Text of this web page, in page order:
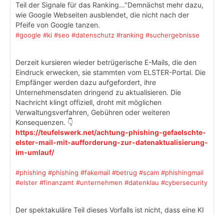
Teil der Signale für das Ranking..."Demnächst mehr dazu,
wie Google Webseiten ausblendet, die nicht nach der
Pfeife von Google tanzen.
#google #ki #seo #datenschutz #ranking #suchergebnisse
Derzeit kursieren wieder betrügerische E-Mails, die den
Eindruck erwecken, sie stammten vom ELSTER-Portal. Die
Empfänger werden dazu aufgefordert, ihre
Unternehmensdaten dringend zu aktualisieren. Die
Nachricht klingt offiziell, droht mit möglichen
Verwaltungsverfahren, Gebühren oder weiteren
Konsequenzen. 👇
https://teufelswerk.net/achtung-phishing-gefaelschte-
elster-mail-mit-aufforderung-zur-datenaktualisierung-
im-umlauf/
#phishing #phishing #fakemail #betrug #scam #phishingmail
#elster #finanzamt #unternehmen #datenklau #cybersecurity
Der spektakuläre Teil dieses Vorfalls ist nicht, dass eine KI